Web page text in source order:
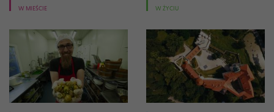
W MIEŚCIE W ŻYCIU